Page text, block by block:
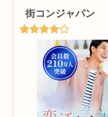
街コンジャパン